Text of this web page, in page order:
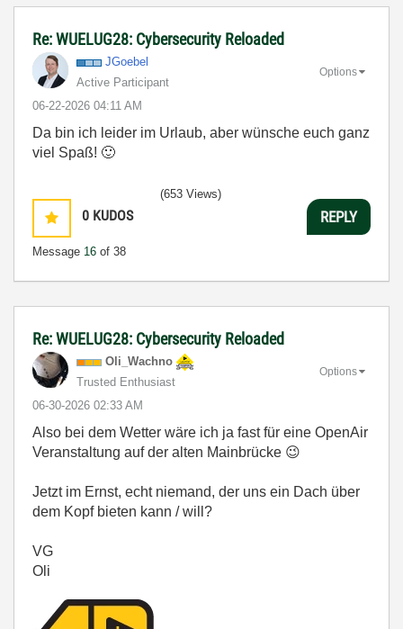
Re: WUELUG28: Cybersecurity Reloaded
JGoebel
Active Participant
‎06-22-2026 04:11 AM
Options
Da bin ich leider im Urlaub, aber wünsche euch ganz
viel Spaß! 🙂
0 KUDOS
Message 16 of 38
(653 Views)
REPLY
Re: WUELUG28: Cybersecurity Reloaded
Oli_Wachno
Trusted Enthusiast
‎06-30-2026 02:33 AM
Options
Also bei dem Wetter wäre ich ja fast für eine OpenAir
Veranstaltung auf der alten Mainbrücke 😉
Jetzt im Ernst, echt niemand, der uns ein Dach über
dem Kopf bieten kann / will?
VG
Oli